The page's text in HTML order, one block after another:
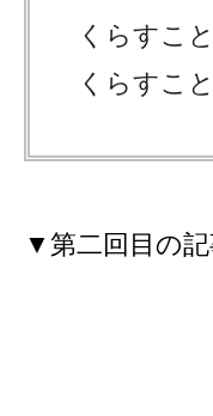
くらすこ
くらすこ
▼第二回目の